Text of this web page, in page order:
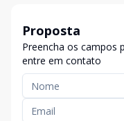
Proposta
Preencha os campos
entre em contato